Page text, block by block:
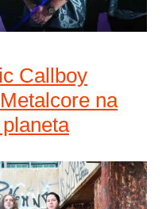
Callboy
na